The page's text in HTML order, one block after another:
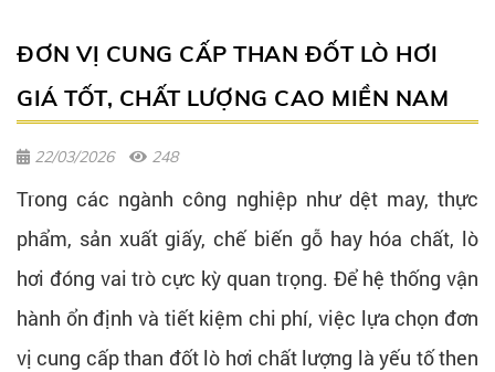
ĐƠN VỊ CUNG CẤP THAN ĐỐT LÒ HƠI
GIÁ TỐT, CHẤT LƯỢNG CAO MIỀN NAM
22/03/2026 248
Trong các ngành công nghiệp như dệt may, thực
phẩm, sản xuất giấy, chế biến gỗ hay hóa chất, lò
hơi đóng vai trò cực kỳ quan trọng. Để hệ thống vận
hành ổn định và tiết kiệm chi phí, việc lựa chọn đơn
vị cung cấp than đốt lò hơi chất lượng là yếu tố then